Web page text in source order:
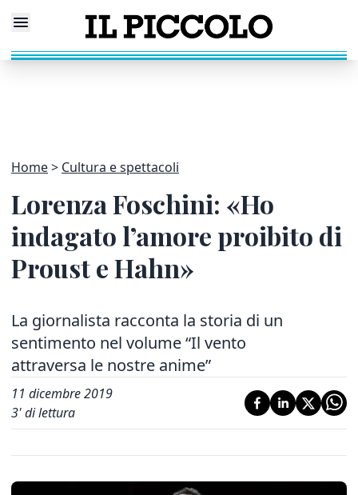
Home Cultura e spettacoli
Lorenza Foschini: «Ho
indagato l’amore proibito di
Proust e Hahn»
La giornalista racconta la storia di un
sentimento nel volume “Il vento
attraversa le nostre anime”
11 dicembre 2019
3' di lettura